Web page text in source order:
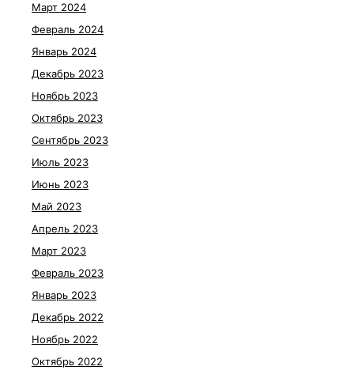
Март 2024
Февраль 2024
Январь 2024
Декабрь 2023
Ноябрь 2023
Октябрь 2023
Сентябрь 2023
Июль 2023
Июнь 2023
Май 2023
Апрель 2023
Март 2023
Февраль 2023
Январь 2023
Декабрь 2022
Ноябрь 2022
Октябрь 2022